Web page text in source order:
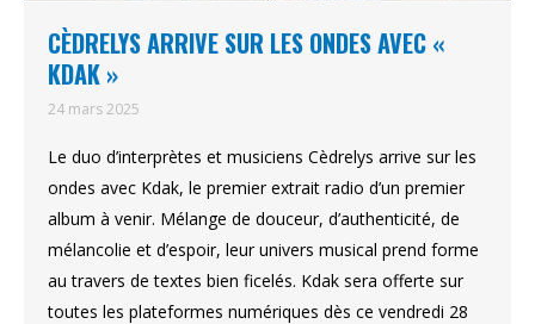
CÈDRELYS ARRIVE SUR LES ONDES AVEC «
KDAK »
24 mars 2025
Le duo d’interprètes et musiciens Cèdrelys arrive sur les
ondes avec Kdak, le premier extrait radio d’un premier
album à venir. Mélange de douceur, d’authenticité, de
mélancolie et d’espoir, leur univers musical prend forme
au travers de textes bien ficelés. Kdak sera offerte sur
toutes les plateformes numériques dès ce vendredi 28